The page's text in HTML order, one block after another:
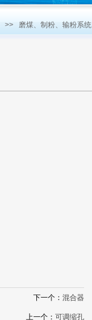
>> 磨煤、制粉、输粉系统
下一个： 混合器
上一个： 可调缩孔